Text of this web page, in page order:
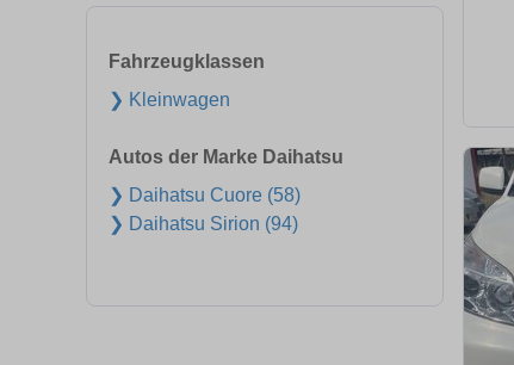
Fahrzeugklassen
❯ Kleinwagen
Autos der Marke Daihatsu
❯ Daihatsu Cuore (58)
❯ Daihatsu Sirion (94)